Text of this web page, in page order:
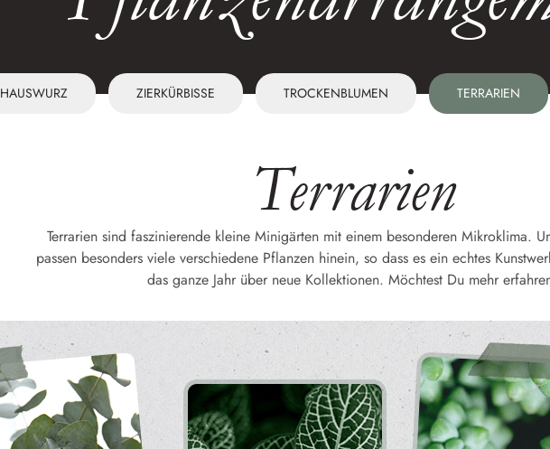
HAUSWURZ ZIERKÜRBISSE TROCKENBLUMEN TERRARIEN
Terrarien
Terrarien sind faszinierende kleine Minigärten mit einem besonderen Mikroklima.
passen besonders viele verschiedene Pflanzen hinein, so dass es ein echtes
das ganze Jahr über neue Kollektionen. Möchtest Du mehr